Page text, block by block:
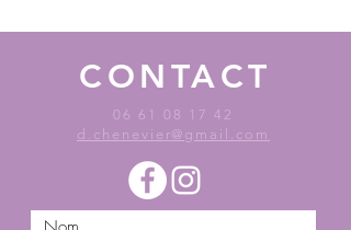
CONTACT
06 61 08 17 42
d.chenevier@gmail.com